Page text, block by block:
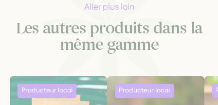
Aller plus loin
Les autres produits dans la
même gamme